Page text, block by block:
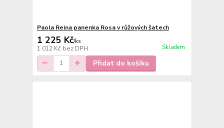
Paola Reina panenka Rosa v růžových šatech
1 225 Kč/ks
1 012 Kč bez DPH Skladem
Přidat do košíku